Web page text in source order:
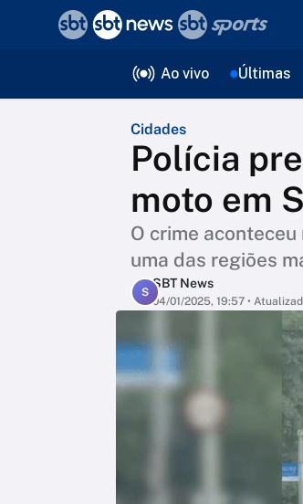
Ao vivo Últimas
Cidades
Polícia
moto em
O crime
uma das regiões
S
SBT News
04/01/2025, 19:57 •
voltar
Editorias